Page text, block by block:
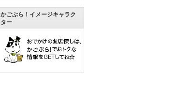
かごぶら！イメージキャラク
ター